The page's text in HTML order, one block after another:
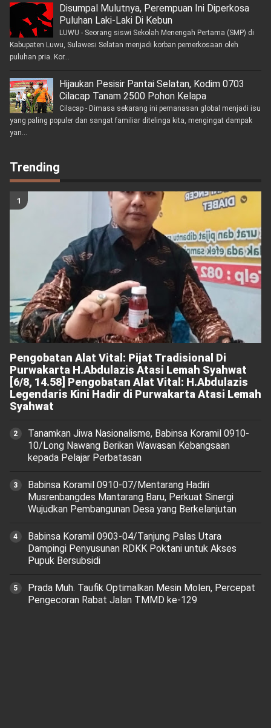
Disumpal Mulutnya, Perempuan Ini Diperkosa
Puluhan Laki-Laki Di Kebun
LUWU - Seorang siswi Sekolah Menengah Pertama (SMP) di
Kabupaten Luwu, Sulawesi Selatan menjadi korban pemerkosaan oleh
puluhan pria. Kor...
Hijaukan Pesisir Pantai Selatan, Kodim 0703
Cilacap Tanam 2500 Pohon Kelapa
Cilacap - Dimasa sekarang ini pemanasan global menjadi isu
yang paling populer dan sangat familiar ditelinga kita, mengingat dampak
yan...
Trending
Pengobatan Alat Vital: Pijat Tradisional Di
Purwakarta H.Abdulazis Atasi Lemah Syahwat
[6/8, 14.58] Pengobatan Alat Vital: H.Abdulazis
Legendaris Kini Hadir di Purwakarta Atasi Lemah
Syahwat
Tanamkan Jiwa Nasionalisme, Babinsa Koramil 0910-
10/Long Nawang Berikan Wawasan Kebangsaan
kepada Pelajar Perbatasan
Babinsa Koramil 0910-07/Mentarang Hadiri
Musrenbangdes Mantarang Baru, Perkuat Sinergi
Wujudkan Pembangunan Desa yang Berkelanjutan
‎Babinsa Koramil 0903-04/Tanjung Palas Utara
Dampingi Penyusunan RDKK Poktani untuk Akses
Pupuk Bersubsidi
Prada Muh. Taufik Optimalkan Mesin Molen, Percepat
Pengecoran Rabat Jalan TMMD ke-129